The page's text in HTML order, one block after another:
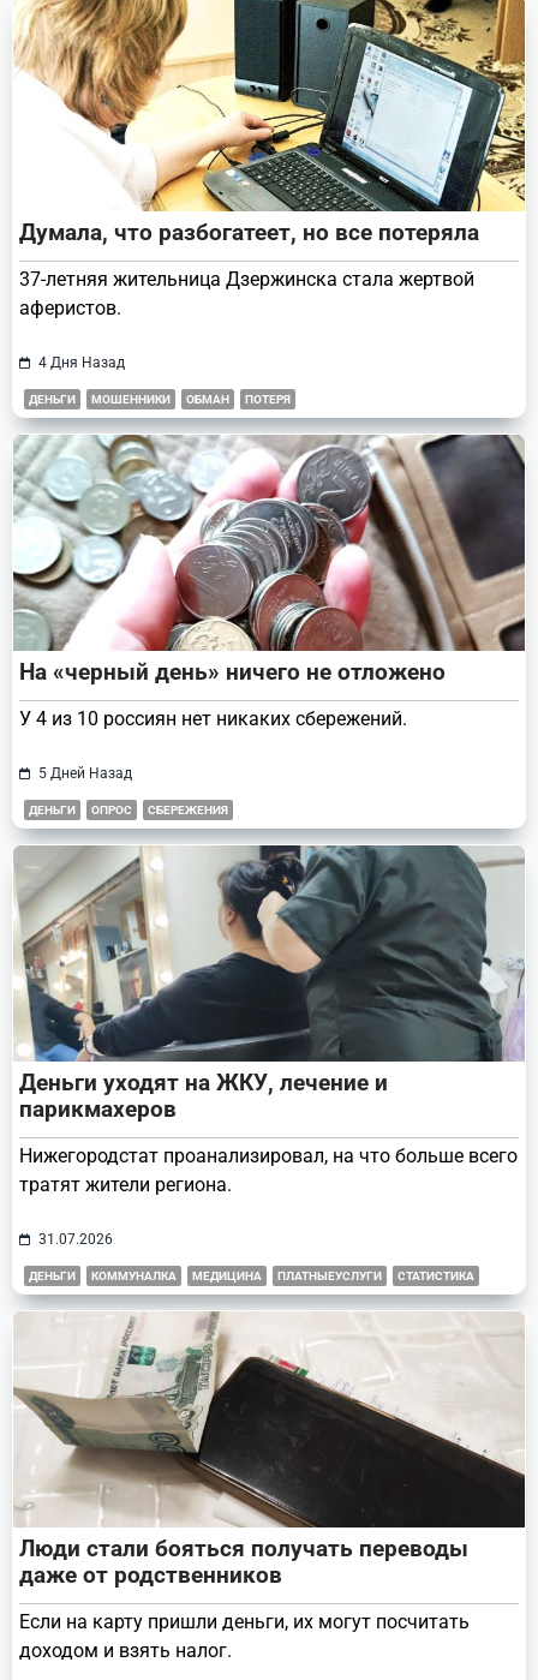
Думала, что разбогатеет, но все потеряла
37-летняя жительница Дзержинска стала жертвой
аферистов.
4 Дня Назад
ДЕНЬГИ МОШЕННИКИ ОБМАН ПОТЕРЯ
На «черный день» ничего не отложено
У 4 из 10 россиян нет никаких сбережений.
5 Дней Назад
ДЕНЬГИ ОПРОС СБЕРЕЖЕНИЯ
Деньги уходят на ЖКУ, лечение и
парикмахеров
Нижегородстат проанализировал, на что больше всего
тратят жители региона.
31.07.2026
ДЕНЬГИ КОММУНАЛКА МЕДИЦИНА ПЛАТНЫЕУСЛУГИ СТАТИСТИКА
Люди стали бояться получать переводы
даже от родственников
Если на карту пришли деньги, их могут посчитать
доходом и взять налог.